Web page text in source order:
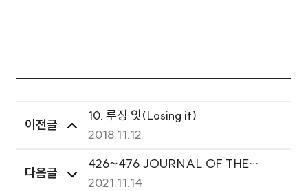
이전글
10. 루징 잇(Losing it)
2018.11.12
다음글
426~476 JOURNAL OF THE
KOREAN ORTHOPAEDIC
2021.11.14